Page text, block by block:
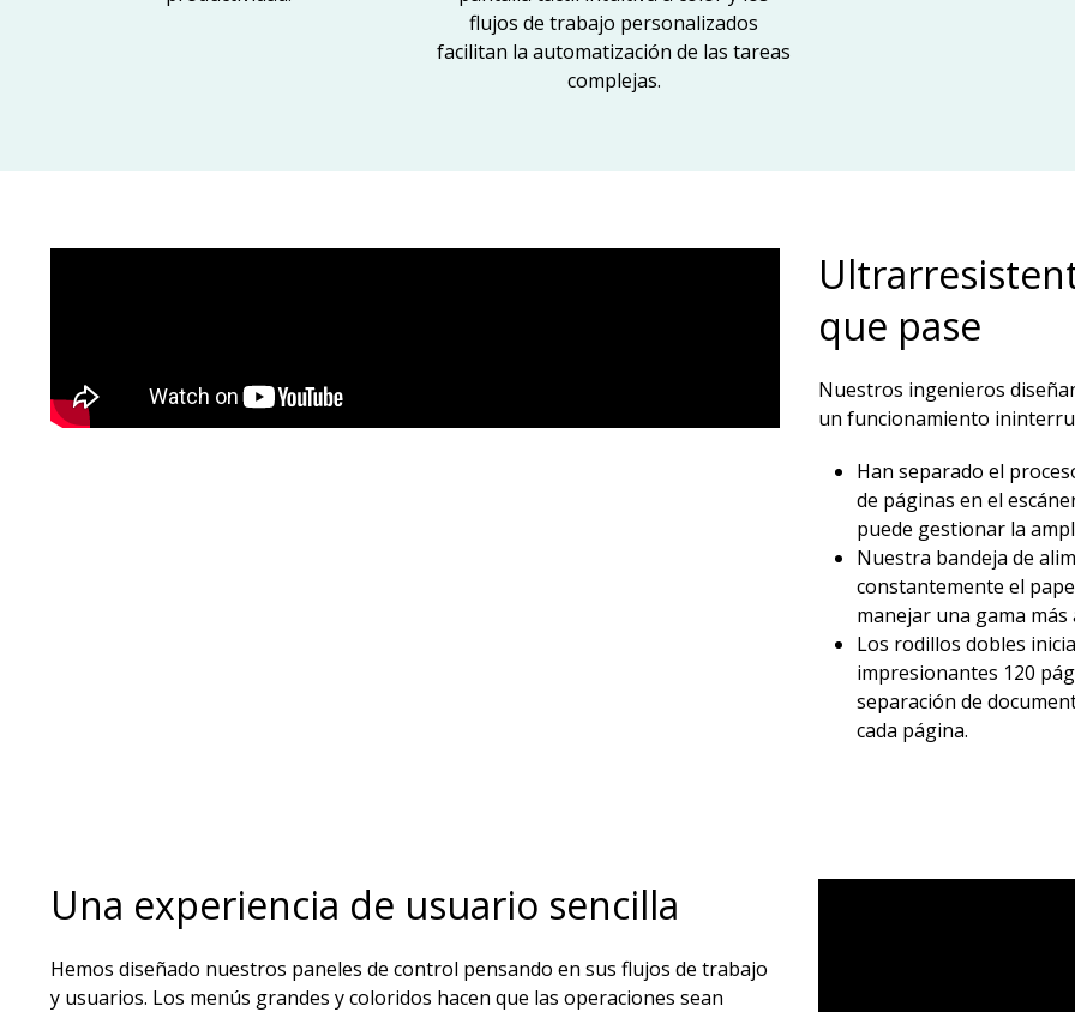
flujos de trabajo personalizados
facilitan la automatización de las tareas
complejas.
que pase​
Nuestros ingenieros
un funcionamiento
Han separado el
de páginas en el
puede gestionar la
Nuestra bandeja de
constantemente el
manejar una gama
Los rodillos dobles
impresionantes 120
separación de
cada página.​
Una experiencia de usuario sencilla​
Hemos diseñado nuestros paneles de control pensando en sus flujos de trabajo
y usuarios. Los menús grandes y coloridos hacen que las operaciones sean